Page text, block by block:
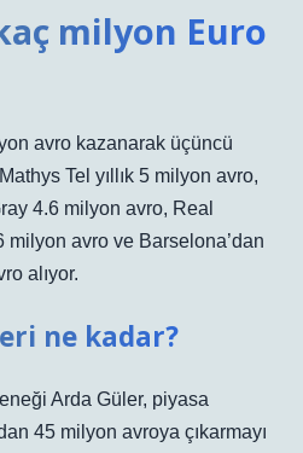
milyon Euro
avro kazanarak üçüncü
Tel yıllık 5 milyon avro,
4.6 milyon avro, Real
milyon avro ve Barselona’dan
alıyor.
ne kadar?
Arda Güler, piyasa
45 milyon avroya çıkarmayı